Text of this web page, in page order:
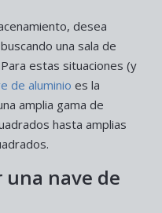
desea
una sala de
estas situaciones (y
de aluminio es la
amplia gama de
hasta amplias
una nave de